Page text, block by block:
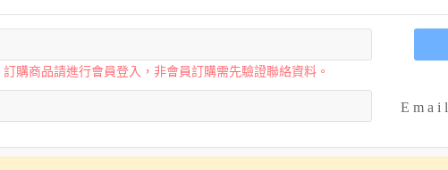
訂購商品請進行會員登入，非會員訂購需先驗證聯絡資料。
E m a i l